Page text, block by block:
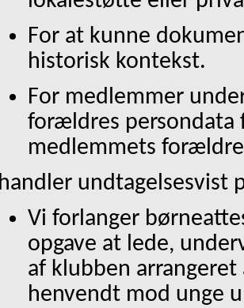
For at kunne
historisk kontekst.
For medlemmer
forældres persondata
medlemmets
undtagelsesvist
Vi forlanger
opgave at lede,
af klubben
henvendt mod unge